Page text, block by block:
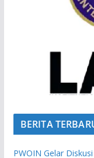
BERITA
PWOIN Gelar